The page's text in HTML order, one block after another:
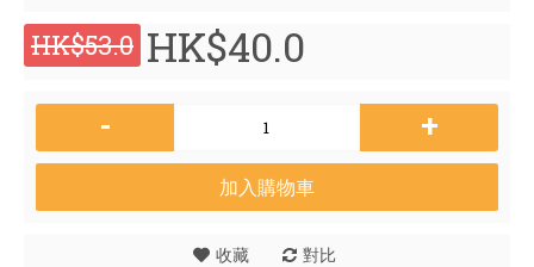
HK$53.0 HK$40.0
- +
加入購物車
收藏 對比